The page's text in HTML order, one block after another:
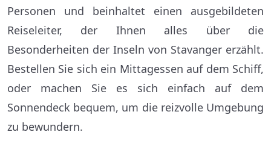
Personen und beinhaltet einen ausgebildeten
Reiseleiter, der Ihnen alles über die
Besonderheiten der Inseln von Stavanger erzählt.
Bestellen Sie sich ein Mittagessen auf dem Schiff,
oder machen Sie es sich einfach auf dem
Sonnendeck bequem, um die reizvolle Umgebung
zu bewundern.